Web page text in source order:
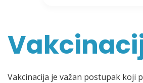
Vakcinacija je važan postupak koji